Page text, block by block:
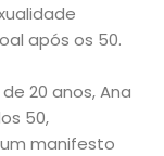
após os 50.
20 anos, Ana
50,
manifesto